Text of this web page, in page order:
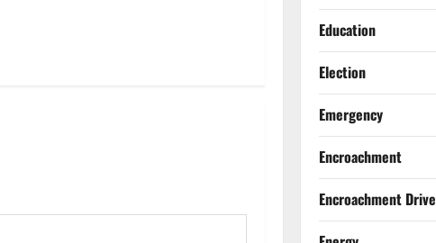
Education
Election
Emergency
Encroachment
Encroachment Drive